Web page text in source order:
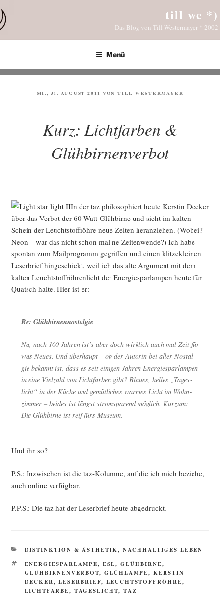
Inhalt
springen
till we *)
Das Blog von Till Westermayer * 2002
Menü
VERÖFFENTLICHT
MI., 31. AUGUST 2011 VON TILL WESTERMAYER
Kurz: Lichtfarben &
Glühbirnenverbot
In der taz phi­lo­so­phiert heu­te Kers­tin Decker
über das Ver­bot der 60-Watt-Glüh­bir­ne und sieht im kal­ten
Schein der Leucht­stoff­röh­re neue Zei­ten her­an­zie­hen. (Wobei?
Neon – war das nicht schon mal ne Zei­ten­wen­de?) Ich habe
spon­tan zum Mail­pro­gramm gegrif­fen und einen klit­ze­klei­nen
Leser­brief hin­ge­schickt, weil ich das alte Argu­ment mit dem
kal­ten Leucht­stoff­röh­ren­licht der Ener­gie­spar­lam­pen heu­te für
Quatsch hal­te. Hier ist er:
Re: Glüh­bir­nen­nost­al­gie
Na, nach 100 Jah­ren ist’s aber doch wirk­lich auch mal Zeit für
was Neu­es. Und über­haupt – ob der Autorin bei aller Nost­al­
gie bekannt ist, dass es seit eini­gen Jah­ren Ener­gie­spar­lam­pen
in eine Viel­zahl von Licht­far­ben gibt? Blau­es, hel­les „Tages­
licht“ in der Küche und gemüt­li­ches war­mes Licht im Wohn­
zim­mer – bei­des ist längst strom­spa­rend mög­lich. Kurz­um:
Die Glüh­bir­ne ist reif fürs Museum.
Und ihr so?
P.S.: Inzwi­schen ist die taz-Kolum­ne, auf die ich mich bezie­he,
auch onlineverfügbar.
P.P.S.: Die taz hat der Leser­brief heu­te abgedruckt.
KATEGORIEN
DISTINKTION & ÄSTHETIK, NACHHALTIGES LEBEN
SCHLAGWÖRTER
ENERGIESPARLAMPE, ESL, GLÜHBIRNE,
GLÜHBIRNENVERBOT, GLÜHLAMPE, KERSTIN
DECKER, LESERBRIEF, LEUCHTSTOFFRÖHRE,
LICHTFARBE, TAGESLICHT, TAZ